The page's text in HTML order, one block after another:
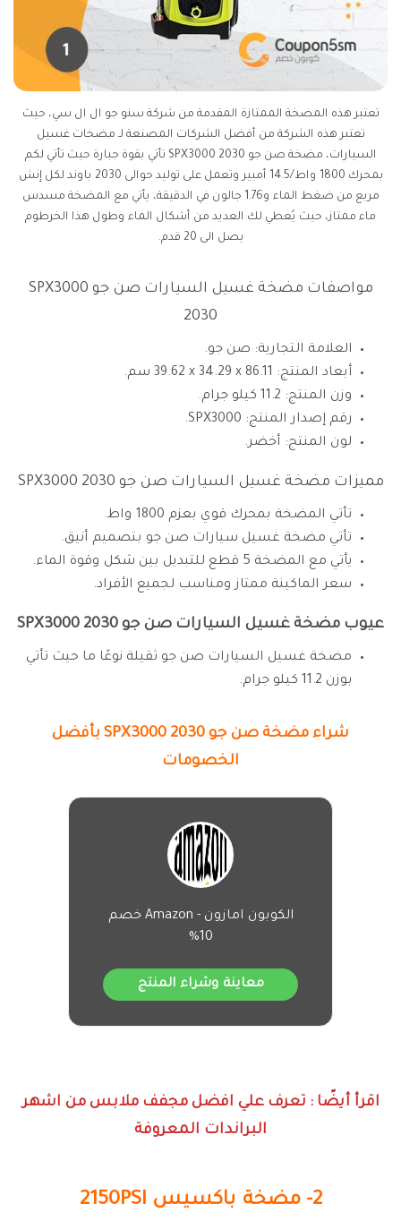
تعتبر هذه المضخة الممتازة المقدمة من شركة ‎سنو جو ال ال سي، حيث
تعتبر هذه الشركة من أفضل الشركات المصنعة لـ مضخات غسيل
السيارات، مضخة صن جو SPX3000 2030 تأتي بقوة جبارة حيث تأتي لكم
بمحرك 1800 واط/14.5 أمبير وتعمل على توليد حوالى 2030 باوند لكل إنش
مربع من ضغط الماء و1.76 جالون في الدقيقة، يأتي مع المضخة مسدس
ماء ممتاز، حيث يُعطي لك العديد من أشكال الماء وطول هذا الخرطوم
يصل الى 20 قدم.
مواصفات مضخة غسيل السيارات
صن جو SPX3000
2030
العلامة التجارية: ‎صن جو.
أبعاد المنتج: ‎39.62 x 34.29 x 86.11 سم.
وزن المنتج: 11.2 كيلو جرام.
رقم إصدار المنتج: SPX3000.
لون المنتج: أخضر.
مميزات مضخة غسيل السيارات صن جو SPX3000 2030
تأتي المضخة بمحرك قوي بعزم 1800 واط.
تأتي مضخة غسيل سيارات صن جو بتصميم أنيق.
يأتي مع المضخة 5 قطع للتبديل بين شكل وقوة الماء.
سعر الماكينة ممتاز ومناسب لجميع الأفراد.
عيوب مضخة غسيل السيارات صن جو SPX3000 2030
مضخة غسيل السيارات صن جو ثقيلة نوعًا ما حيث تأتي
بوزن 11.2 كيلو جرام.
شراء مضخة صن جو SPX3000 2030 بأفضل
الخصومات
الكوبون امازون - Amazon خصم
10%
معاينة وشراء المنتج
اقرأ أيضًا : تعرف علي افضل مجفف ملابس من اشهر
البراندات المعروفة
2- مضخة باكسيس 2150PSI